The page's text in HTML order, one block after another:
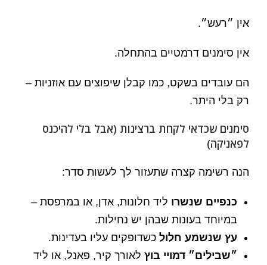
אין ״רעש״.
אין סימנים דרמטיים בהתחלה.
הם עובדים בשקט, כמו קבלן שיפוצים עם אוזניות –
רק בלי היתר.
סימנים שכדאי לקחת ברצינות (אבל בלי להיכנס
לפאניקה)
הנה רשימה קצרה שתעזור לך לעשות סדר:
כנפיים שנשרו ליד חלונות, אדן, או במרפסת –
במיוחד בעונות שבהן יש נחילות.
עץ שנשמע חלול כשדופקים עליו בעדינות.
״שבילים״ דמויי בוץ לאורך קיר, פאנל, או ליד